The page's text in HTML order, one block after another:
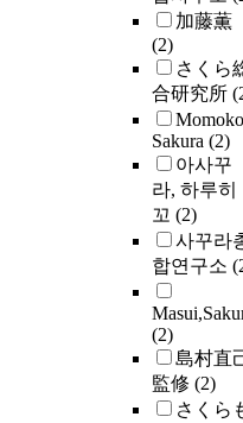
加藤薫
(2)
さくら
合研究所
Sakura (2)
아사꾸
라, 하루히
꼬 (2)
사꾸라
합연구소
(2)
島村直
監修 (2)
さくら